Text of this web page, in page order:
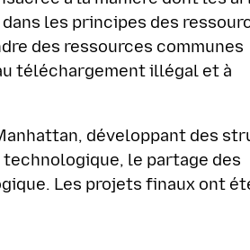
les principes des
des ressources communes
téléchargement illégal et à
développant des
le partage des
Les projets finaux ont